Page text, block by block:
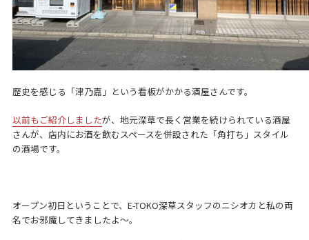
歴史を感じる「津乃嘉」という看板がかかる酒屋さんです。
以前もご紹介しましたが、地元深草で長く営業を続けられている酒屋
さんが、店内にお酒を飲むスペースを併設された「角打ち」スタイル
の酒場です。
オープン初日ということで、E-TOKO深草スタッフのニシオカと私の両
名でお邪魔してきましたよ～。